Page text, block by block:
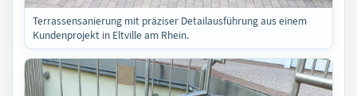
Terrassensanierung mit präziser Detailausführung aus einem
Kundenprojekt in Eltville am Rhein.